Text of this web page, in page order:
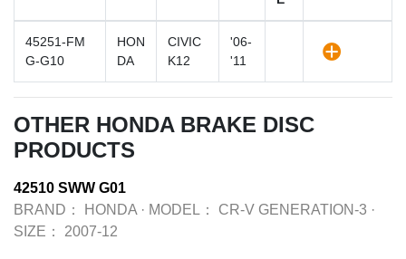
45251-FM
G-G10
HON
DA
CIVIC
K12
'06-
'11
OTHER HONDA BRAKE DISC
PRODUCTS
42510 SWW G01
BRAND：
HONDA · MODEL： CR-V GENERATION-3 ·
SIZE：
2007-12